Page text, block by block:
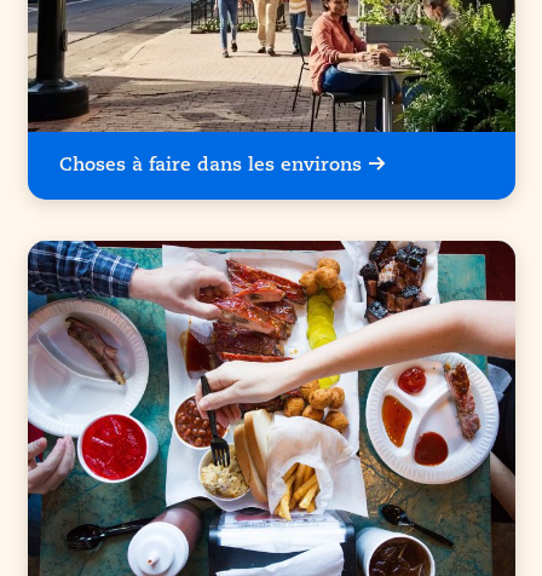
Choses à faire dans les environs